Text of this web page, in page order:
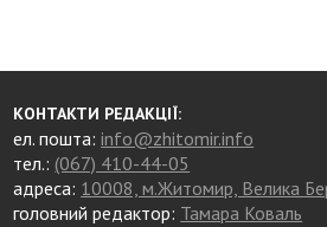
КОНТАКТИ РЕДАКЦІЇ:
ел. пошта:info@zhitomir.info
тел.: (067) 410-44-05
адреса: 10008, м.Житомир, Велика
головний редактор: Тамара Коваль